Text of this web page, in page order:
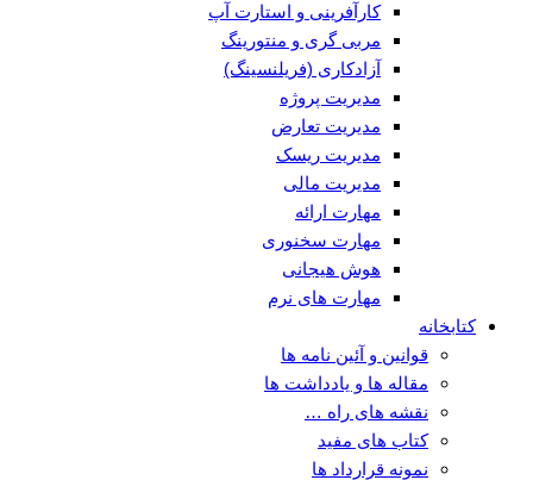
کارآفرینی و استارت آپ
مربی گری و منتورینگ
آزادکاری (فریلنسینگ)
مدیریت پروژه
مدیریت تعارض
مدیریت ریسک
مدیریت مالی
مهارت ارائه
مهارت سخنوری
هوش هیجانی
مهارت های نرم
کتابخانه
قوانین و آئین نامه ها
مقاله ها و یادداشت ها
نقشه های راه …
کتاب های مفید
نمونه قرارداد ها